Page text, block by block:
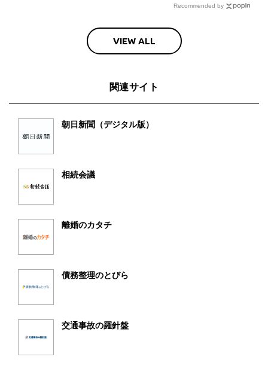
Recommended by
VIEW ALL
関連サイト
朝日新聞（デジタル版）
相続会議
離婚のカタチ
債務整理のとびら
交通事故の羅針盤